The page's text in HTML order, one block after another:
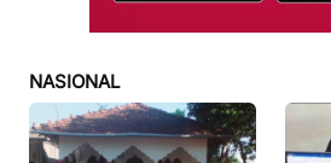
NASIONAL